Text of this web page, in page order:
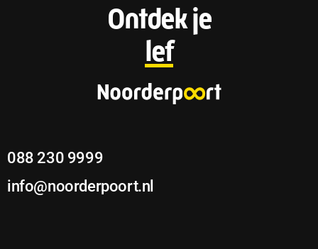
F
o
o
Ontdek je
lef
088 230 9999
info@noorderpoort.nl